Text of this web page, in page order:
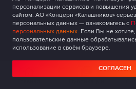
персонализации сервисов и повышения
сайтом. АО «Концерн «Калашников»
персональных данных — ознакомьтесь с
персональных данных. Если Вы не
пользовательские данные
использование в своём браузере.
СОГЛАСЕН